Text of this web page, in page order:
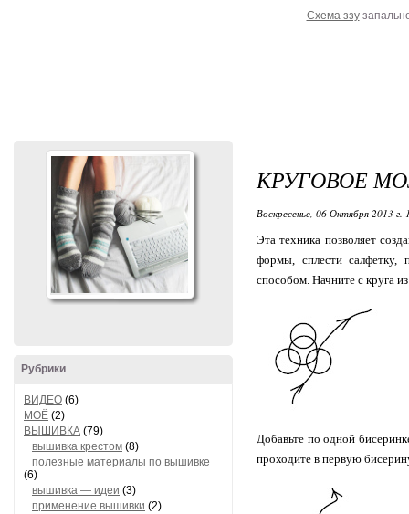
Схема ззу
Рубрики
ВИДЕО (6)
МОЁ (2)
ВЫШИВКА (79)
вышивка крестом (8)
полезные материалы по вышивке
(6)
вышивка — идеи (3)
применение вышивки (2)
КРУГОВОЕ
Воскресенье, 06 Октября 2013 г.
Эта техника позволяет
формы, сплести салфетку,
способом. Начните с круга
Добавьте по одной
проходите в первую